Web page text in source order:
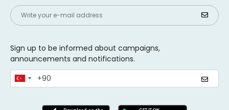
Sign up to be informed about campaigns,
announcements and notifications.